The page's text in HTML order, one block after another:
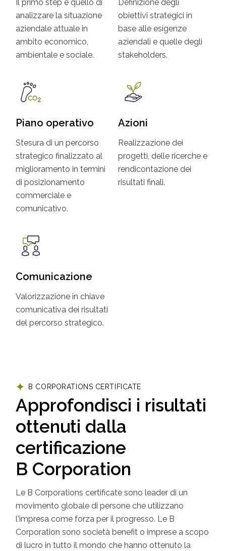
Il primo step è quello di
analizzare la situazione
aziendale attuale in
ambito economico,
ambientale e sociale.
Definizione degli
obiettivi strategici in
base alle esigenze
aziendali e quelle degli
stakeholders.
Piano operativo
Stesura di un percorso
strategico finalizzato al
miglioramento in termini
di posizionamento
commerciale e
comunicativo.
Azioni
Realizzazione dei
progetti, delle ricerche e
rendicontazione dei
risultati finali.
Comunicazione
Valorizzazione in chiave
comunicativa dei risultati
del percorso strategico.
B CORPORATIONS CERTIFICATE
Approfondisci i risultati
ottenuti dalla
certificazione
B Corporation
Le B Corporations certificate sono leader di un
movimento globale di persone che utilizzano
l'impresa come forza per il progresso. Le B
Corporation sono società benefit o imprese a scopo
di lucro in tutto il mondo che hanno ottenuto la